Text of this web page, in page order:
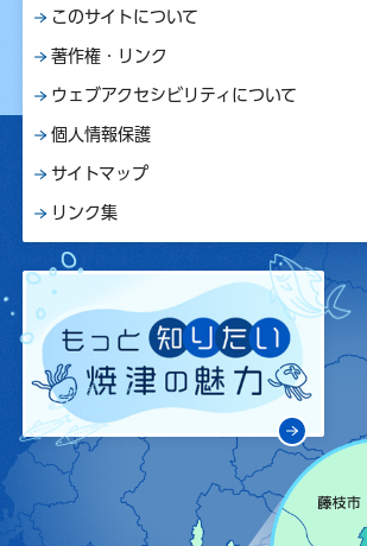
このサイトについて
著作権・リンク
ウェブアクセシビリティについて
個人情報保護
サイトマップ
リンク集